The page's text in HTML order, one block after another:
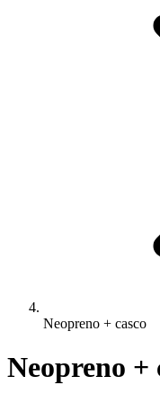
Neopreno + casco
Neopreno +